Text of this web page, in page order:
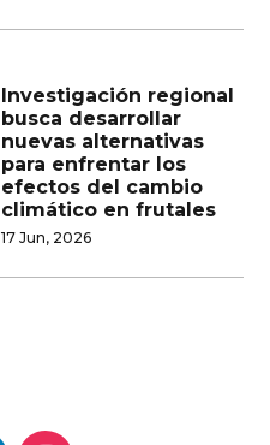
Investigación regional
busca desarrollar
nuevas alternativas
para enfrentar los
efectos del cambio
climático en frutales
17 Jun, 2026